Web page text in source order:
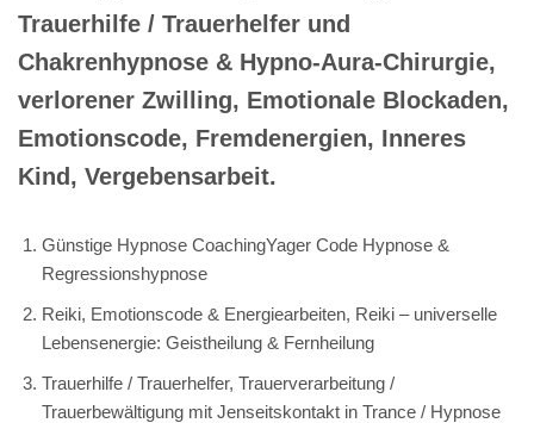
Trauerhilfe / Trauerhelfer und
Chakrenhypnose & Hypno-Aura-Chirurgie,
verlorener Zwilling, Emotionale Blockaden,
Emotionscode, Fremdenergien, Inneres
Kind, Vergebensarbeit.
Günstige Hypnose CoachingYager Code Hypnose &
Regressionshypnose
Reiki, Emotionscode & Energiearbeiten, Reiki – universelle
Lebensenergie: Geistheilung & Fernheilung
Trauerhilfe / Trauerhelfer, Trauerverarbeitung /
Trauerbewältigung mit Jenseitskontakt in Trance / Hypnose